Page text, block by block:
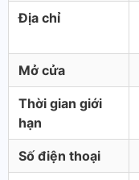
Địa chỉ
Mở cửa
Thời gian giới
hạn
Số điện thoại